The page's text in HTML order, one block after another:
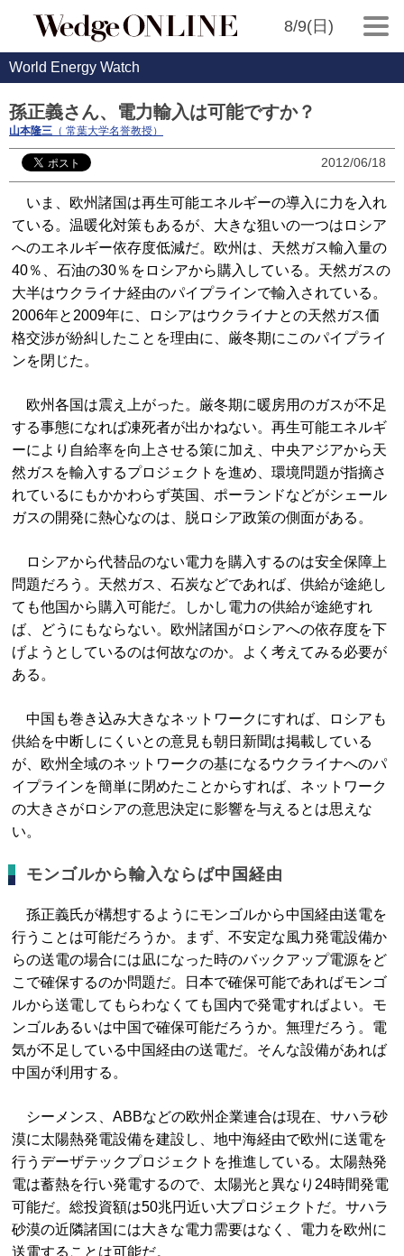
8/9(日)
World Energy Watch
孫正義さん、電力輸入は可能ですか？
山本隆三 （ 常葉大学名誉教授）
2012/06/18
いま、欧州諸国は再生可能エネルギーの導入に力を入れ
ている。温暖化対策もあるが、大きな狙いの一つはロシア
へのエネルギー依存度低減だ。欧州は、天然ガス輸入量の
40％、石油の30％をロシアから購入している。天然ガスの
大半はウクライナ経由のパイプラインで輸入されている。
2006年と2009年に、ロシアはウクライナとの天然ガス価
格交渉が紛糾したことを理由に、厳冬期にこのパイプライ
ンを閉じた。
欧州各国は震え上がった。厳冬期に暖房用のガスが不足
する事態になれば凍死者が出かねない。再生可能エネルギ
ーにより自給率を向上させる策に加え、中央アジアから天
然ガスを輸入するプロジェクトを進め、環境問題が指摘さ
れているにもかかわらず英国、ポーランドなどがシェール
ガスの開発に熱心なのは、脱ロシア政策の側面がある。
ロシアから代替品のない電力を購入するのは安全保障上
問題だろう。天然ガス、石炭などであれば、供給が途絶し
ても他国から購入可能だ。しかし電力の供給が途絶すれ
ば、どうにもならない。欧州諸国がロシアへの依存度を下
げようとしているのは何故なのか。よく考えてみる必要が
ある。
中国も巻き込み大きなネットワークにすれば、ロシアも
供給を中断しにくいとの意見も朝日新聞は掲載している
が、欧州全域のネットワークの基になるウクライナへのパ
イプラインを簡単に閉めたことからすれば、ネットワーク
の大きさがロシアの意思決定に影響を与えるとは思えな
い。
モンゴルから輸入ならば中国経由
孫正義氏が構想するようにモンゴルから中国経由送電を
行うことは可能だろうか。まず、不安定な風力発電設備か
らの送電の場合には凪になった時のバックアップ電源をど
こで確保するのか問題だ。日本で確保可能であればモンゴ
ルから送電してもらわなくても国内で発電すればよい。モ
ンゴルあるいは中国で確保可能だろうか。無理だろう。電
気が不足している中国経由の送電だ。そんな設備があれば
中国が利用する。
シーメンス、ABBなどの欧州企業連合は現在、サハラ砂
漠に太陽熱発電設備を建設し、地中海経由で欧州に送電を
行うデーザテックプロジェクトを推進している。太陽熱発
電は蓄熱を行い発電するので、太陽光と異なり24時間発電
可能だ。総投資額は50兆円近い大プロジェクトだ。サハラ
砂漠の近隣諸国には大きな電力需要はなく、電力を欧州に
送電することは可能だ。